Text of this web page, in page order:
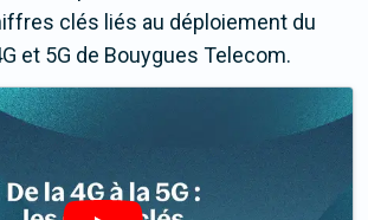
clés liés au déploiement du
et 5G de Bouygues Telecom.